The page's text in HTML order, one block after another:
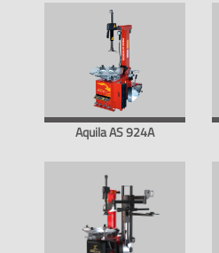
Aquila AS 924A